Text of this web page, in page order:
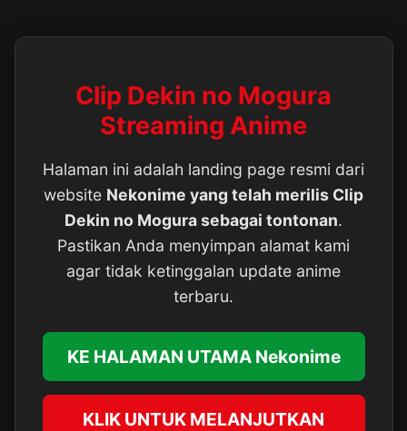
Clip Dekin no Mogura
Streaming Anime
Halaman ini adalah landing page resmi dari
website Nekonime yang telah merilis Clip
Dekin no Mogura sebagai tontonan.
Pastikan Anda menyimpan alamat kami
agar tidak ketinggalan update anime
terbaru.
KE HALAMAN UTAMA Nekonime
KLIK UNTUK MELANJUTKAN